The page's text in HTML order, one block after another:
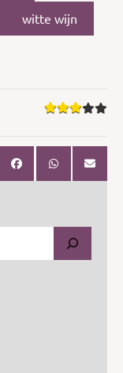
witte wijn